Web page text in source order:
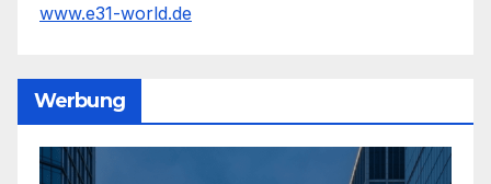
www.e31-world.de
Werbung